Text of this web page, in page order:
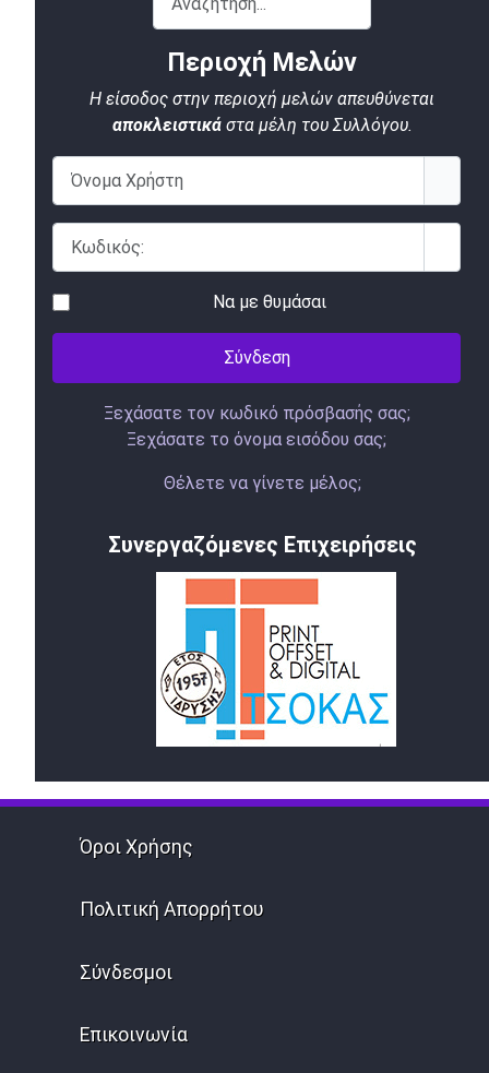
Περιοχή Μελών
Η είσοδος στην περιοχή μελών απευθύνεται
αποκλειστικάστα μέλη του Συλλόγου.
Όνομα Χρήστη
Κωδικός:
Να με θυμάσαι
Σύνδεση
Ξεχάσατε τον κωδικό πρόσβασής σας;
Ξεχάσατε το όνομα εισόδου σας;
Θέλετε να γίνετε μέλος;
Συνεργαζόμενες Επιχειρήσεις
Όροι Χρήσης
Πολιτική Απορρήτου
Σύνδεσμοι
Επικοινωνία